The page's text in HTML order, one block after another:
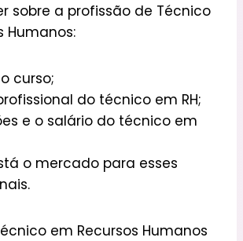
sobre a profissão de Técnico
Humanos:
curso;
do técnico em RH;
e o salário do técnico em
o mercado para esses
em Recursos Humanos